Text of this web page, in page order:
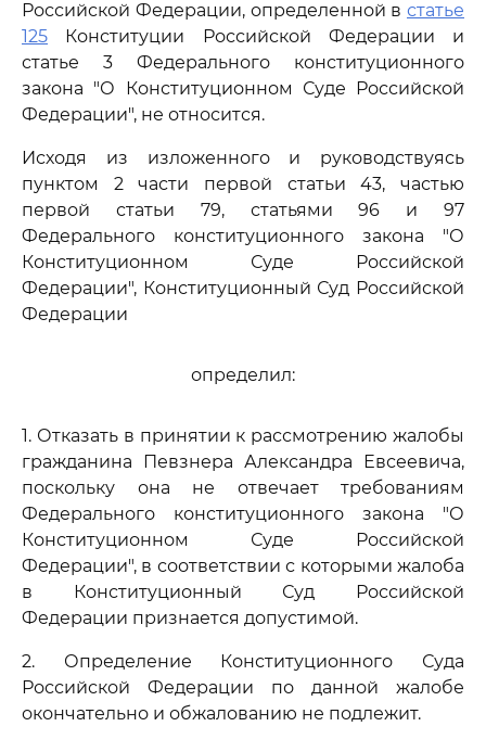
Российской Федерации, определенной в статье
125 Конституции Российской Федерации и
статье 3 Федерального конституционного
закона "О Конституционном Суде Российской
Федерации", не относится.
Исходя из изложенного и руководствуясь
пунктом 2 части первой статьи 43, частью
первой статьи 79, статьями 96 и 97
Федерального конституционного закона "О
Конституционном Суде Российской
Федерации", Конституционный Суд Российской
Федерации
определил:
1. Отказать в принятии к рассмотрению жалобы
гражданина Певзнера Александра Евсеевича,
поскольку она не отвечает требованиям
Федерального конституционного закона "О
Конституционном Суде Российской
Федерации", в соответствии с которыми жалоба
в Конституционный Суд Российской
Федерации признается допустимой.
2. Определение Конституционного Суда
Российской Федерации по данной жалобе
окончательно и обжалованию не подлежит.